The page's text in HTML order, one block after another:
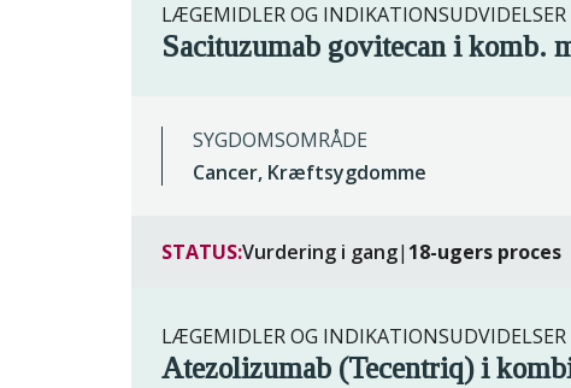
LÆGEMIDLER OG INDIKATIONSUDVIDELSER
Sacituzumab govitecan i komb.
SYGDOMSOMRÅDE
Cancer, Kræftsygdomme
STATUS:Vurdering i gang| 18-ugers proces
LÆGEMIDLER OG INDIKATIONSUDVIDELSER
Atezolizumab (Tecentriq) i